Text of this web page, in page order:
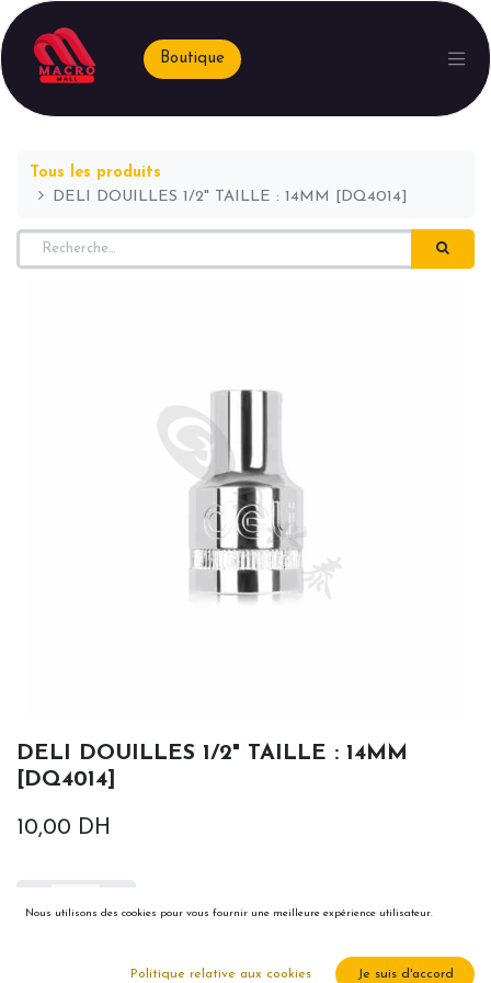
Boutique
Tous les produits
DELI DOUILLES 1/2" TAILLE : 14MM [DQ4014]
DELI DOUILLES 1/2" TAILLE : 14MM
[DQ4014]
10,00 DH
Nous utilisons des cookies pour vous fournir une meilleure expérience utilisateur.
Politique relative aux cookies Je suis d'accord